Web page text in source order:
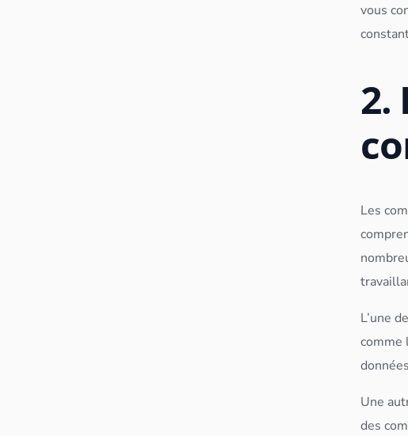
vous
2.
Les
L’une
comme
données
Une
des